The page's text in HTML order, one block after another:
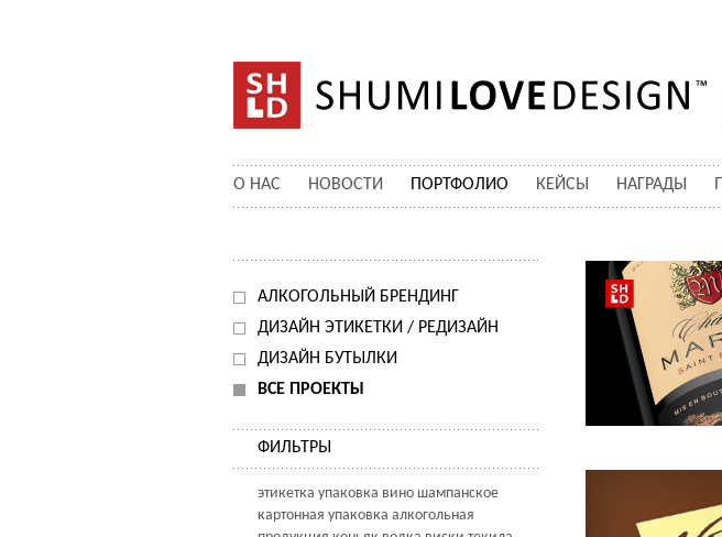
О НАС НОВОСТИ ПОРТФОЛИО КЕЙСЫ НАГРАДЫ
АЛКОГОЛЬНЫЙ БРЕНДИНГ
ДИЗАЙН ЭТИКЕТКИ / РЕДИЗАЙН
ДИЗАЙН БУТЫЛКИ
ВСЕ ПРОЕКТЫ
ФИЛЬТРЫ
этикетка упаковка вино шампанское
картонная упаковка алкогольная